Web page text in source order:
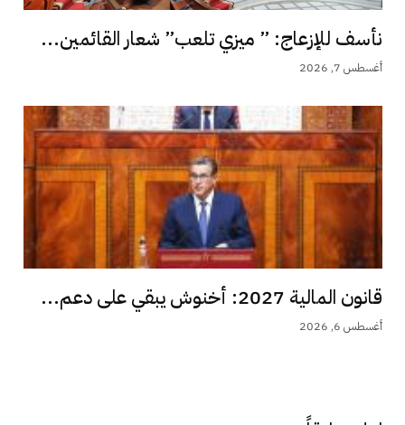
نأسف للإزعاج: ” ميزي تلعب” شعار القائمين...
أغسطس 7, 2026
قانون المالية 2027: أخنوش يبقي على دعم...
أغسطس 6, 2026